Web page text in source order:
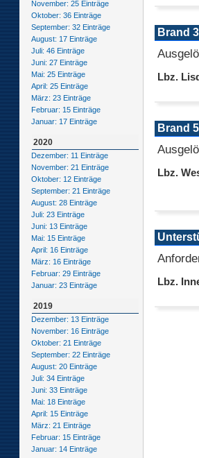
November: 25 Einträge
Oktober: 36 Einträge
September: 32 Einträge
August: 17 Einträge
Juli: 46 Einträge
Juni: 27 Einträge
Mai: 25 Einträge
April: 25 Einträge
März: 23 Einträge
Februar: 15 Einträge
Januar: 17 Einträge
2020
Dezember: 11 Einträge
November: 21 Einträge
Oktober: 12 Einträge
September: 21 Einträge
August: 28 Einträge
Juli: 23 Einträge
Juni: 13 Einträge
Mai: 15 Einträge
April: 16 Einträge
März: 16 Einträge
Februar: 29 Einträge
Januar: 23 Einträge
2019
Dezember: 13 Einträge
November: 16 Einträge
Oktober: 21 Einträge
September: 22 Einträge
August: 20 Einträge
Juli: 34 Einträge
Juni: 33 Einträge
Mai: 18 Einträge
April: 15 Einträge
März: 21 Einträge
Februar: 15 Einträge
Januar: 14 Einträge
Brand 3
Lbz.
Brand 5
Lbz.
Lbz.